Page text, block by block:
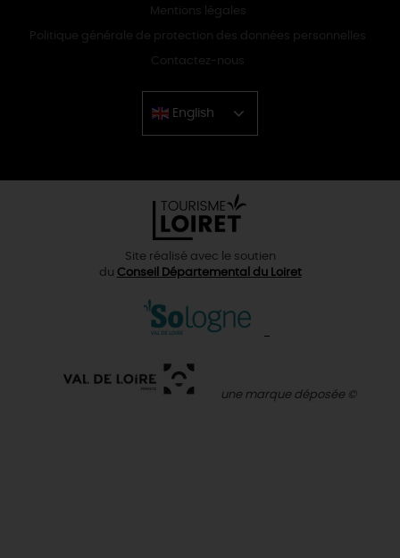
Mentions légales
Politique générale de protection des données personnelles
Contactez-nous
English
Chinese
Site réalisé avec le soutien
du Conseil Départemental du Loiret
une marque déposée ©